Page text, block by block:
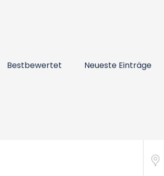
Bestbewertet Neueste Einträge